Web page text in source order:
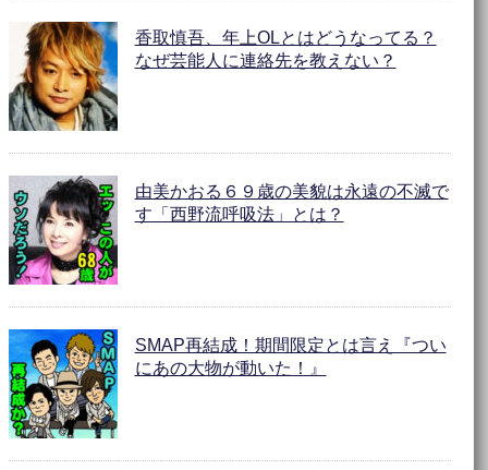
香取慎吾、年上OLとはどうなってる？
なぜ芸能人に連絡先を教えない？
由美かおる６９歳の美貌は永遠の不滅で
す「西野流呼吸法」とは？
SMAP再結成！期間限定とは言え『つい
にあの大物が動いた！』